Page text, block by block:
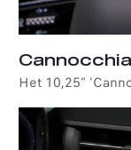
Het 10,25”
toegangspoort
intuïtieve en te